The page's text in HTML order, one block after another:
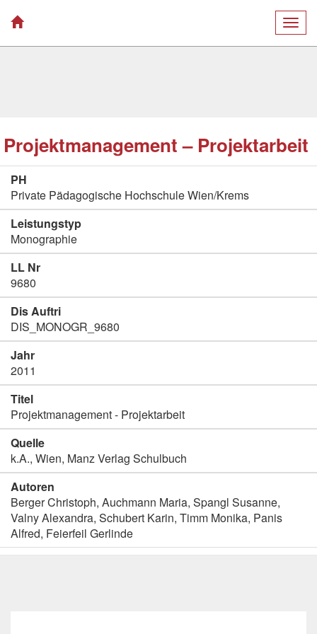
Projektmanagement – Projektarbeit
PH
Private Pädagogische Hochschule Wien/Krems
Leistungstyp
Monographie
LL Nr
9680
Dis Auftri
DIS_MONOGR_9680
Jahr
2011
Titel
Projektmanagement - Projektarbeit
Quelle
k.A., Wien, Manz Verlag Schulbuch
Autoren
Berger Christoph, Auchmann Maria, Spangl Susanne,
Valny Alexandra, Schubert Karin, Timm Monika, Panis
Alfred, Feierfeil Gerlinde